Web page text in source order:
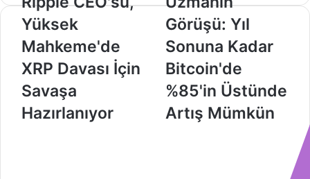
CEO'su,
Yüksek
Mahkeme'de
XRP
Davası
İçin
Savaşa
Hazırlanıyor
Yüksek
Mahkeme'de
XRP Davası İçin
Savaşa
Hazırlanıyor
Görüşü:
Yıl
Sonuna
Kadar
Bitcoin'de
%85'in
Üstünde
Artış
Görüşü: Yıl
Sonuna Kadar
Bitcoin'de
%85'in Üstünde
Artış Mümkün